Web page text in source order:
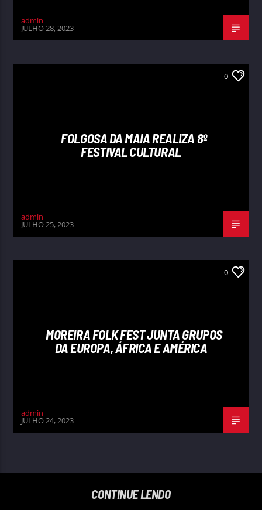
admin
JULHO 28, 2023
0
FOLGOSA DA MAIA REALIZA 8º
FESTIVAL CULTURAL
admin
JULHO 25, 2023
0
MOREIRA FOLK FEST JUNTA GRUPOS
DA EUROPA, ÁFRICA E AMÉRICA
admin
JULHO 24, 2023
CONTINUE LENDO